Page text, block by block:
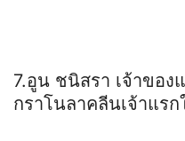
7.อูน ชนิสรา เจ้าของ
กราโนลาคลีนเจ้าแรก